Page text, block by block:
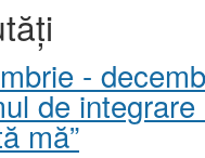
-
de
mă”